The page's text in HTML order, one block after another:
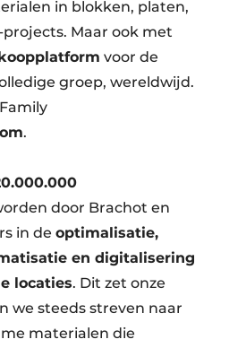
in blokken, platen,
Maar ook met
voor de
groep, wereldwijd.
.
door Brachot en
in de optimalisatie,
en digitalisering
locaties. Dit zet onze
we steeds streven naar
materialen die